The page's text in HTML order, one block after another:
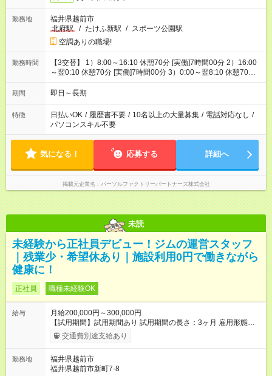
勤務地
福井県越前市
北府駅
/ たけふ新駅 / スポーツ公園駅
空調ありの職場!
勤務時間
【3交替】 1）8:00～16:10 休憩70分 [実働]7時間00分 2）16:00
～翌0:10 休憩70分 [実働]7時間00分 3）0:00～翌8:10 休憩70
分 [実働]7時間00分
期間 即日～長期
特徴 日払いOK / 履歴書不要 / 10名以上の大量募集 / 電話対応なし /
パソコンスキル不要
気になる！ 応募する 詳細へ
掲載元企業名 パーソルファクトリーパートナーズ株式会社
未読
未経験から正社員デビュー！ジムの運営スタッフ
｜残業少・希望休あり｜施設利用0円で働きながら
健康に！
正社員 職種未経験OK
給与
月給200,000円～300,000円
【試用期間】試用期間あり 試用期間の長さ：3ヶ月 雇用形態、
給与は本採用時と同じです。
交通費別途支給あり
勤務地
福井県越前市
福井県越前市新町7-8